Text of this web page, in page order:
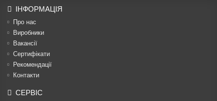
ІНФОРМАЦІЯ
Про нас
Виробники
Вакансії
Сертифікати
Рекомендації
Контакти
СЕРВІС